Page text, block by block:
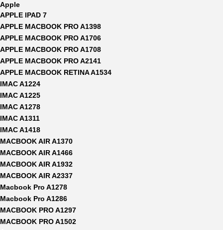
Apple
APPLE IPAD 7
APPLE MACBOOK PRO A1398
APPLE MACBOOK PRO A1706
APPLE MACBOOK PRO A1708
APPLE MACBOOK PRO A2141
APPLE MACBOOK RETINA A1534
IMAC A1224
IMAC A1225
IMAC A1278
IMAC A1311
IMAC A1418
MACBOOK AIR A1370
MACBOOK AIR A1466
MACBOOK AIR A1932
MACBOOK AIR A2337
Macbook Pro A1278
Macbook Pro A1286
MACBOOK PRO A1297
MACBOOK PRO A1502